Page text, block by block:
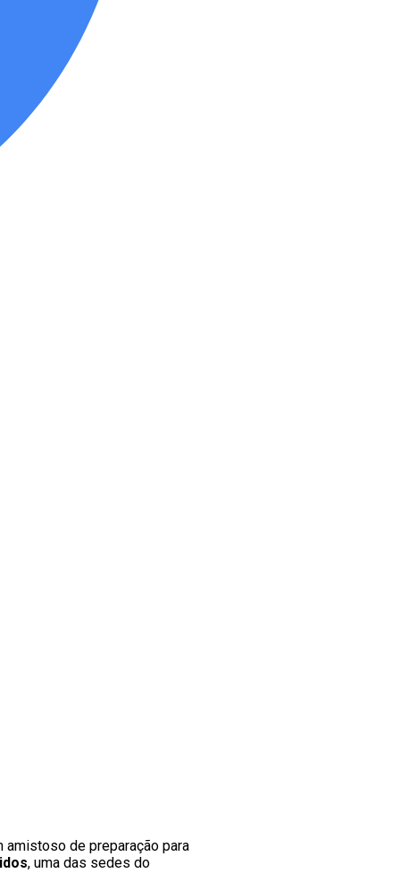
amistoso de preparação para
, uma das sedes do